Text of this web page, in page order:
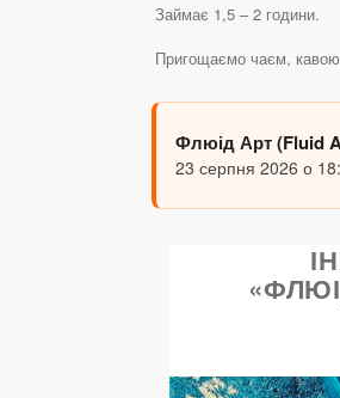
Займає 1,5 – 2 години.
Пригощаємо чаєм,
Флюід Арт (Fluid
23 серпня 2026 о